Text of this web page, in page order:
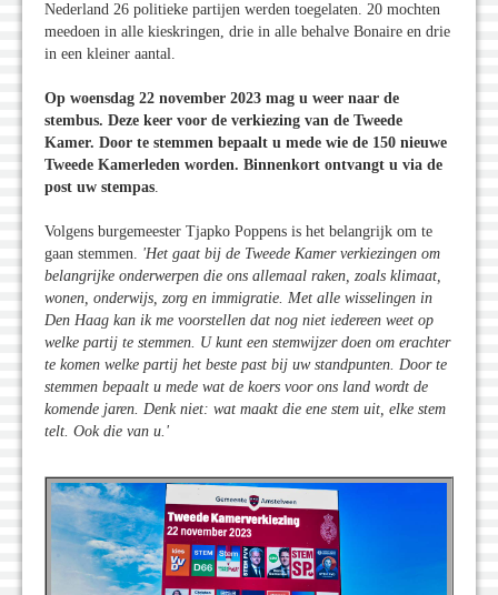
Nederland 26 politieke partijen werden toegelaten. 20 mochten
meedoen in alle kieskringen, drie in alle behalve Bonaire en drie
in een kleiner aantal.
Op woensdag 22 november 2023 mag u weer naar de
stembus. Deze keer voor de verkiezing van de Tweede
Kamer. Door te stemmen bepaalt u mede wie de 150 nieuwe
Tweede Kamerleden worden. Binnenkort ontvangt u via de
post uw stempas.
Volgens burgemeester Tjapko Poppens is het belangrijk om te
gaan stemmen. 'Het gaat bij de Tweede Kamer verkiezingen om
belangrijke onderwerpen die ons allemaal raken, zoals klimaat,
wonen, onderwijs, zorg en immigratie. Met alle wisselingen in
Den Haag kan ik me voorstellen dat nog niet iedereen weet op
welke partij te stemmen. U kunt een stemwijzer doen om erachter
te komen welke partij het beste past bij uw standpunten. Door te
stemmen bepaalt u mede wat de koers voor ons land wordt de
komende jaren. Denk niet: wat maakt die ene stem uit, elke stem
telt. Ook die van u.'